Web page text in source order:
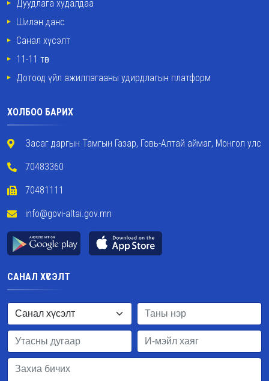
Дуудлага худалдаа
Шилэн данс
Санал хүсэлт
11-11 төв
Дотоод үйл ажиллагааны удирдлагын платформ
ХОЛБОО БАРИХ
Засаг даргын Тамгын Газар, Говь-Алтай аймаг, Монгол улс
70483360
70481111
info@govi-altai.gov.mn
САНАЛ ХҮСЭЛТ